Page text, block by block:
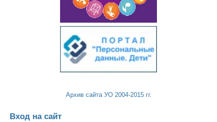
Архив сайта УО 2004-2015 гг.
Вход на сайт